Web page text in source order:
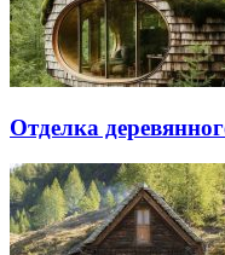
Отделка